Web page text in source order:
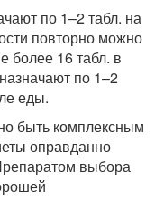
по 1–2 табл. на
повторно можно
более 16 табл. в
по 1–2
еды.
быть комплексным
оправданно
выбора